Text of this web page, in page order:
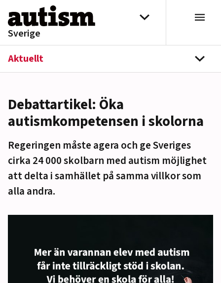
Hoppa till innehåll
Sverige
Välj distrikt
Aktuellt
Debattartikel: Öka
autismkompetensen i skolorna
Regeringen måste agera och ge Sveriges
cirka 24 000 skolbarn med autism möjlighet
att delta i samhället på samma villkor som
alla andra.